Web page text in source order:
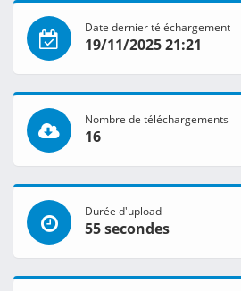
Date dernier téléchargement
19/11/2025 21:21
Nombre de téléchargements
16
Durée d'upload
55 secondes